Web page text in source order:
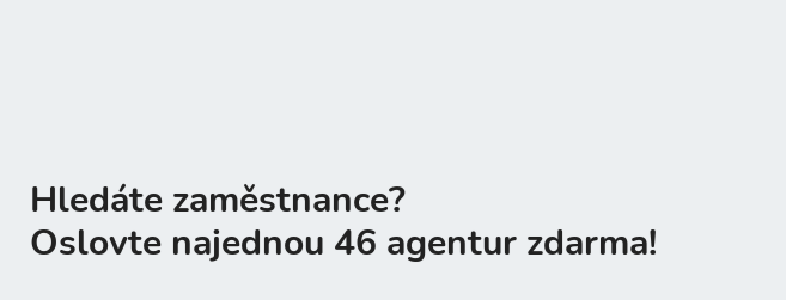
Hledáte zaměstnance?
Oslovte najednou 46 agentur zdarma!